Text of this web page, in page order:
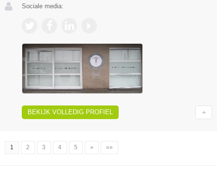
Sociale media:
BEKIJK VOLLEDIG PROFIEL
1 2 3 4 5 » »»